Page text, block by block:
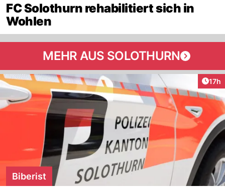
FC Solothurn rehabilitiert sich in
Wohlen
MEHR AUS SOLOTHURN
17h
Biberist